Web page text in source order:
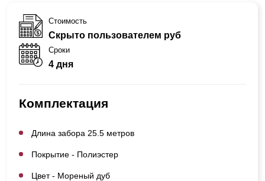
Стоимость
Скрыто пользователем руб
Сроки
4 дня
Комплектация
Длина забора 25.5 метров
Покрытие - Полиэстер
Цвет - Мореный дуб